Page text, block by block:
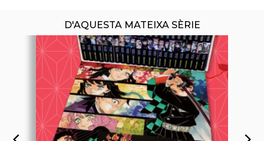
D'AQUESTA MATEIXA SÈRIE